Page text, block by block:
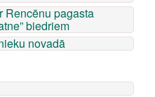
Rencēnu pagasta
biedriem
novadā